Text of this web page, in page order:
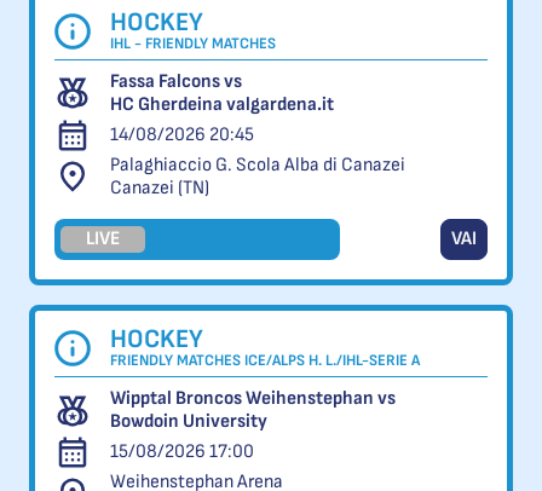
HOCKEY
IHL - FRIENDLY MATCHES
Fassa Falcons vs
HC Gherdeina valgardena.it
14/08/2026 20:45
Palaghiaccio G. Scola Alba di Canazei
Canazei (TN)
LIVE VAI
HOCKEY
FRIENDLY MATCHES ICE/ALPS H. L./IHL-SERIE A
Wipptal Broncos Weihenstephan vs
Bowdoin University
15/08/2026 17:00
Weihenstephan Arena